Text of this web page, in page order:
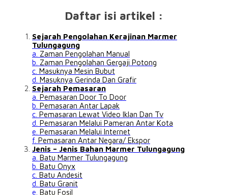
Daftar isi artikel :
Sejarah Pengolahan Kerajinan Marmer
Tulungagung
a. Zaman Pengolahan Manual
b. Zaman Pengolahan Gergaji Potong
c. Masuknya Mesin Bubut
d. Masuknya Gerinda Dan Grafir
Sejarah Pemasaran
a. Pemasaran Door To Door
b. Pemasaran Antar Lapak
c. Pemasaran Lewat Video Iklan Dan Tv
d. Pemasaran Melalui Pameran Antar Kota
e. Pemasaran Melalui Internet
f. Pemasaran Antar Negara/ Ekspor
Jenis – Jenis Bahan Marmer Tulungagung
a. Batu Marmer Tulungagung
b. Batu Onyx
c. Batu Andesit
d. Batu Granit
e. Batu Fosil